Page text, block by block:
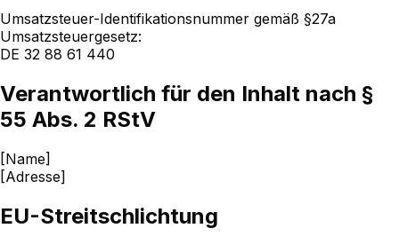
Umsatzsteuer-Identifikationsnummer gemäß §27a
Umsatzsteuergesetz:
DE 32 88 61 440
Verantwortlich für den Inhalt nach §
55 Abs. 2 RStV
[Name]
[Adresse]
EU-Streitschlichtung